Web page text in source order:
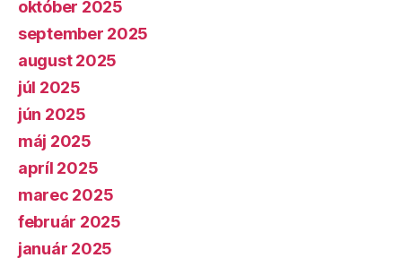
október 2025
september 2025
august 2025
júl 2025
jún 2025
máj 2025
apríl 2025
marec 2025
február 2025
január 2025